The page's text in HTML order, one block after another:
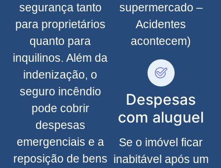
segurança tanto
para proprietários
quanto para
inquilinos. Além da
indenização, o
seguro incêndio
pode cobrir
despesas
emergenciais e a
reposição de bens
supermercado –
Acidentes
acontecem)
Despesas
com aluguel
Se o imóvel ficar
inabitável após um